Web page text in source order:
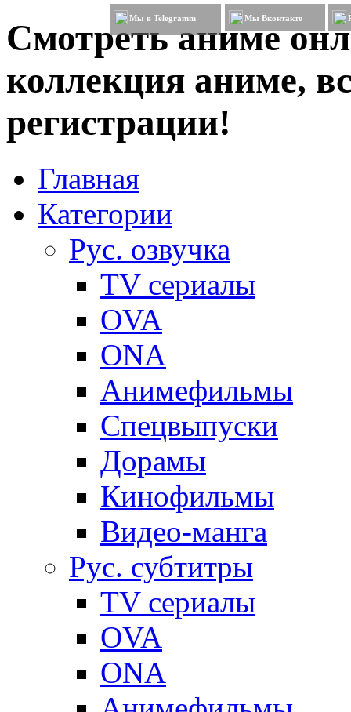
Смотреть аниме
коллекция аниме,
регистрации!
Мы в Telegramm Мы Вконтакте
Главная
Категории
Рус. озвучка
TV сериалы
OVA
ONA
Анимефильмы
Спецвыпуски
Дорамы
Кинофильмы
Видео-манга
Рус. субтитры
TV сериалы
OVA
ONA